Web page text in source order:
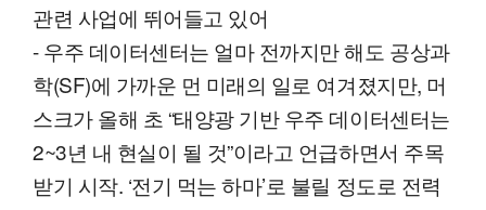
관련 사업에 뛰어들고 있어
- 우주 데이터센터는 얼마 전까지만 해도 공상과
학(SF)에 가까운 먼 미래의 일로 여겨졌지만, 머
스크가 올해 초 “태양광 기반 우주 데이터센터는
2~3년 내 현실이 될 것”이라고 언급하면서 주목
받기 시작. ‘전기 먹는 하마’로 불릴 정도로 전력